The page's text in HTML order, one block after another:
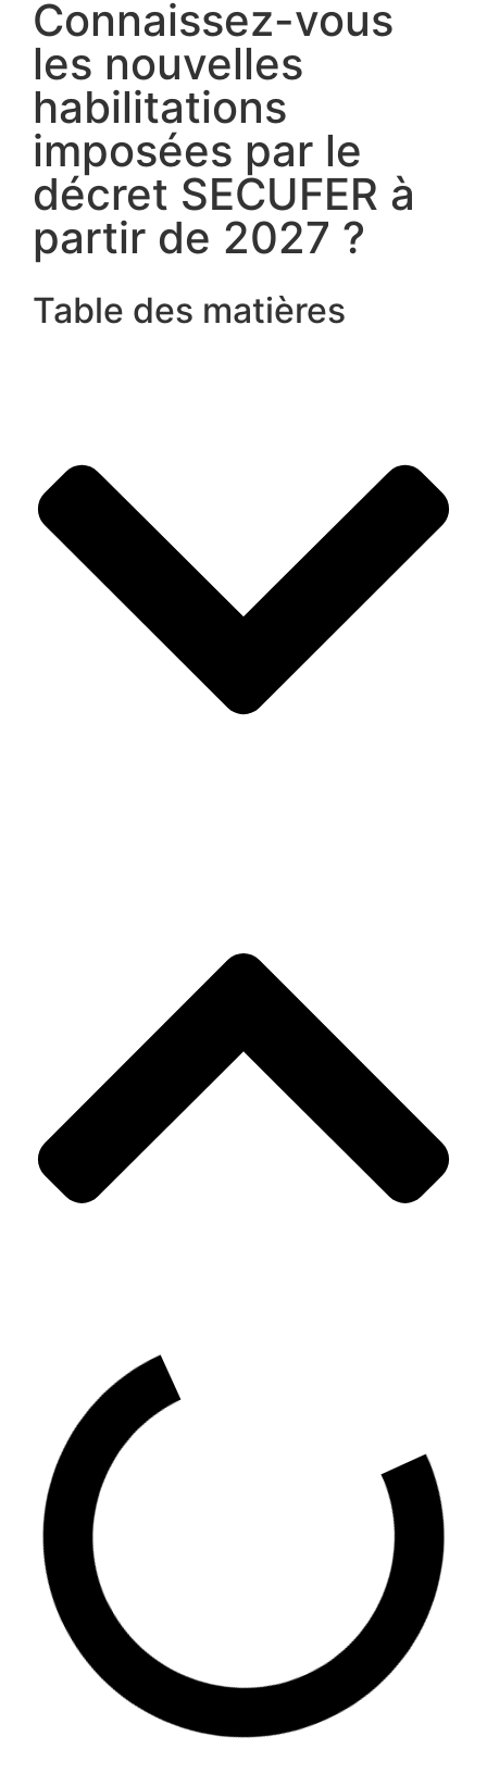
Connaissez-vous
les nouvelles
habilitations
imposées par le
décret SECUFER à
partir de 2027 ?
Table des matières